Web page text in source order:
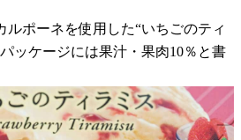
ルポーネを使用した“いちごのティ
ッケージには果汁・果肉10％と書